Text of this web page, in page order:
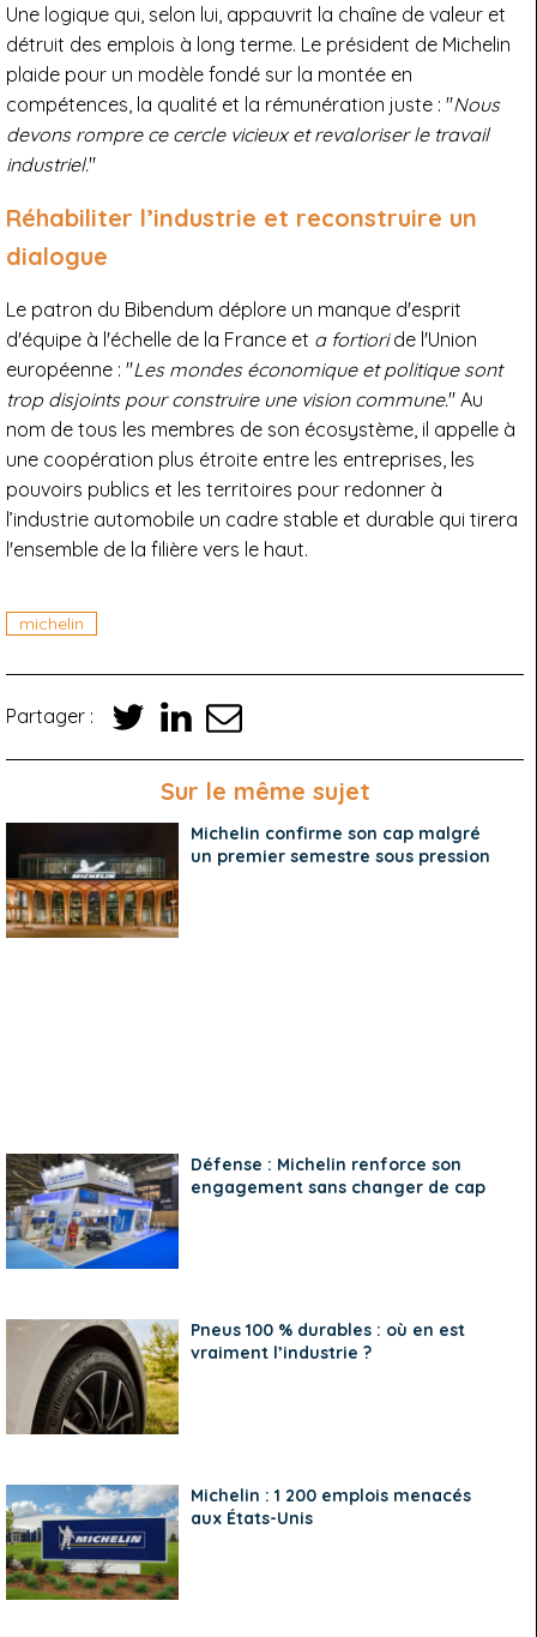
Une logique qui, selon lui, appauvrit la chaîne de valeur et
détruit des emplois à long terme. Le président de Michelin
plaide pour un modèle fondé sur la montée en
compétences, la qualité et la rémunération juste : "Nous
devons rompre ce cercle vicieux et revaloriser le travail
industriel."
Réhabiliter l’industrie et reconstruire un
dialogue
Le patron du Bibendum déplore un manque d'esprit
d'équipe à l'échelle de la France et a fortioride l'Union
européenne : "Les mondes économique et politique sont
trop disjoints pour construire une vision commune." Au
nom de tous les membres de son écosystème, il appelle à
une coopération plus étroite entre les entreprises, les
pouvoirs publics et les territoires pour redonner à
l’industrie automobile un cadre stable et durable qui tirera
l'ensemble de la filière vers le haut.
michelin
Partager :
Sur le même sujet
Michelin confirme son cap malgré
un premier semestre sous pression
Défense : Michelin renforce son
engagement sans changer de cap
Pneus 100 % durables : où en est
vraiment l’industrie ?
Michelin : 1 200 emplois menacés
aux États-Unis